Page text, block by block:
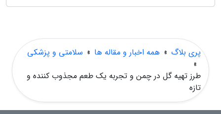
پری بلاگ » همه اخبار و مقاله ها » سلامتی و پزشکی
»
طرز تهیه گل در چمن و تجربه یک طعم مجذوب کننده و
تازه